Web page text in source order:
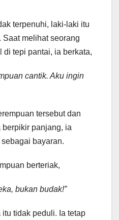
terpenuhi, laki-laki itu
melihat seorang
di tepi pantai, ia berkata,
cantik. Aku ingin
tersebut dan
berpikir panjang, ia
bayaran.
berteriak,
bukan budak!”
tidak peduli. Ia tetap